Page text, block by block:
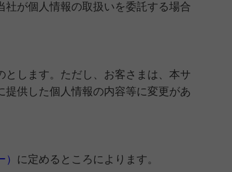
が個人情報の取扱いを委託する場合
します。ただし、お客さまは、本サ
供した個人情報の内容等に変更があ
に定めるところによります。